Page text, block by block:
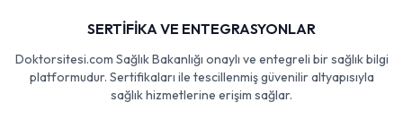
SERTİFİKA VE ENTEGRASYONLAR
Doktorsitesi.com Sağlık Bakanlığı onaylı ve entegreli bir sağlık bilgi
platformudur. Sertifikaları ile tescillenmiş güvenilir altyapısıyla
sağlık hizmetlerine erişim sağlar.